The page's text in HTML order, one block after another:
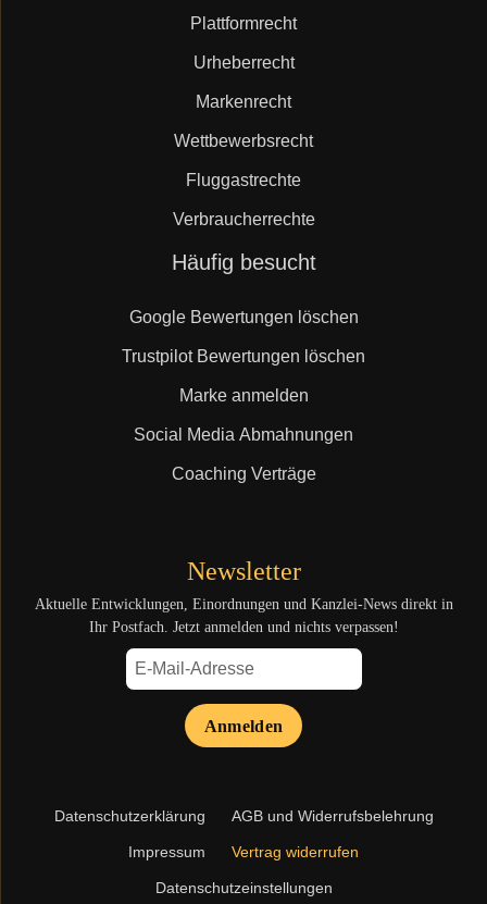
Plattformrecht
Urheberrecht
Markenrecht
Wettbewerbsrecht
Fluggastrechte
Verbraucherrechte
Häufig besucht
Google Bewertungen löschen
Trustpilot Bewertungen löschen
Marke anmelden
Social Media Abmahnungen
Coaching Verträge
Newsletter
Aktuelle Entwicklungen, Einordnungen und Kanzlei-News direkt in
Ihr Postfach. Jetzt anmelden und nichts verpassen!
Anmelden
Navigation
Datenschutzerklärung AGB und Widerrufsbelehrung
Impressum Vertrag widerrufen
Datenschutzeinstellungen